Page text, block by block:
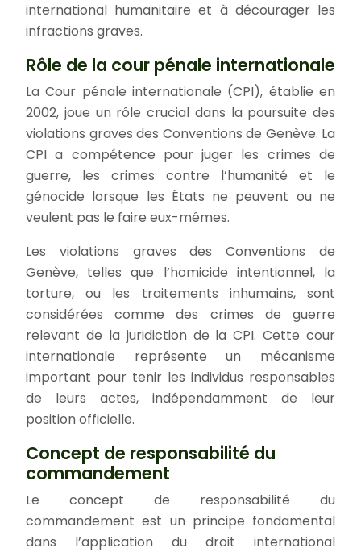
international humanitaire et à décourager les
infractions graves.
Rôle de la cour pénale internationale
La Cour pénale internationale (CPI), établie en
2002, joue un rôle crucial dans la poursuite des
violations graves des Conventions de Genève. La
CPI a compétence pour juger les crimes de
guerre, les crimes contre l’humanité et le
génocide lorsque les États ne peuvent ou ne
veulent pas le faire eux-mêmes.
Les violations graves des Conventions de
Genève, telles que l’homicide intentionnel, la
torture, ou les traitements inhumains, sont
considérées comme des crimes de guerre
relevant de la juridiction de la CPI. Cette cour
internationale représente un mécanisme
important pour tenir les individus responsables
de leurs actes, indépendamment de leur
position officielle.
Concept de responsabilité du
commandement
Le concept de responsabilité du
commandement est un principe fondamental
dans l’application du droit international